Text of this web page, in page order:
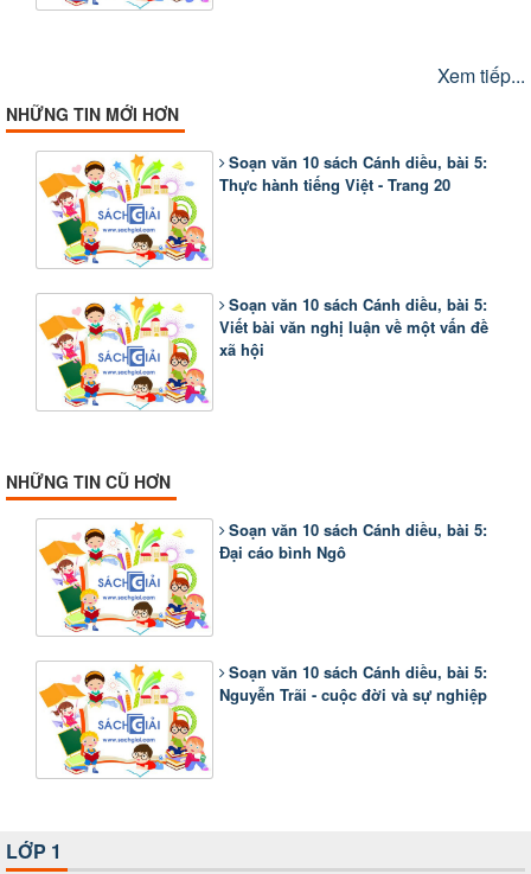
Xem tiếp...
NHỮNG TIN MỚI HƠN
Soạn văn 10 sách Cánh diều, bài 5:
Thực hành tiếng Việt - Trang 20
Soạn văn 10 sách Cánh diều, bài 5:
Viết bài văn nghị luận về một vấn đề
xã hội
NHỮNG TIN CŨ HƠN
Soạn văn 10 sách Cánh diều, bài 5:
Đại cáo bình Ngô
Soạn văn 10 sách Cánh diều, bài 5:
Nguyễn Trãi - cuộc đời và sự nghiệp
LỚP 1